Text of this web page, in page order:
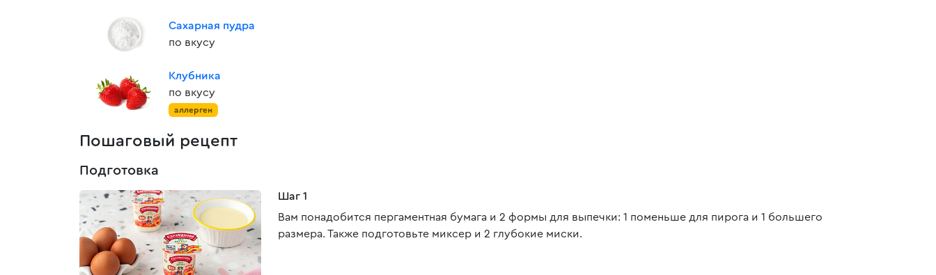
Сахарная пудра
по вкусу
Клубника
по вкусу
аллерген
Пошаговый рецепт
Подготовка
Шаг 1
Вам понадобится пергаментная бумага и 2 формы для выпечки: 1 поменьше для пирога и 1 большего
размера. Также подготовьте миксер и 2 глубокие миски.